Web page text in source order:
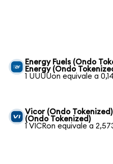
Energy Fuels (Ondo
Energy (Ondo
1 UUUUon equivale a
Vicor (Ondo
(Ondo Tokenized)
1 VICRon equivale a